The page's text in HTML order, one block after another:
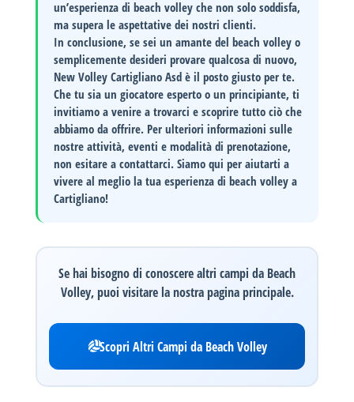
un’esperienza di beach volley che non solo soddisfa,
ma supera le aspettative dei nostri clienti.
In conclusione, se sei un amante del beach volley o
semplicemente desideri provare qualcosa di nuovo,
New Volley Cartigliano Asd è il posto giusto per te.
Che tu sia un giocatore esperto o un principiante, ti
invitiamo a venire a trovarci e scoprire tutto ciò che
abbiamo da offrire. Per ulteriori informazioni sulle
nostre attività, eventi e modalità di prenotazione,
non esitare a contattarci. Siamo qui per aiutarti a
vivere al meglio la tua esperienza di beach volley a
Cartigliano!
Se hai bisogno di conoscere altri campi da Beach
Volley, puoi visitare la nostra pagina principale.
Scopri Altri Campi da Beach Volley